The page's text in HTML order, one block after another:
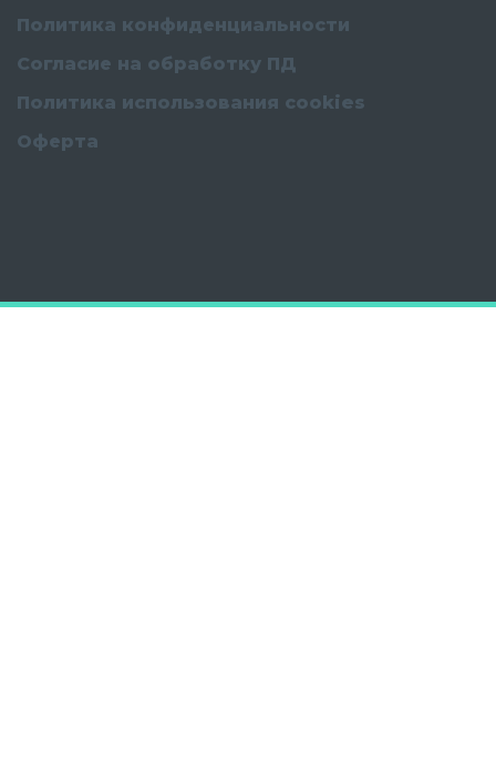
Политика конфиденциальности
Согласие на обработку ПД
Политика использования cookies
Оферта